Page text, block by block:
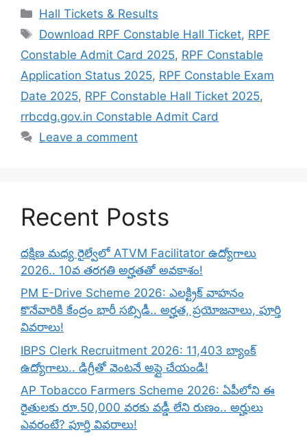
Categories
Hall Tickets & Results
Tags
Download RPF Constable Hall Ticket, RPF
Constable Admit Card 2025, RPF Constable
Application Status 2025, RPF Constable Exam
Date 2025, RPF Constable Hall Ticket 2025,
rrbcdg.gov.in Constable Admit Card
Leave a comment
Recent Posts
దక్షిణ మధ్య రైల్వేలో ATVM Facilitator ఉద్యోగాలు
2026.. 10వ తరగతి అర్హతతో అవకాశం!
PM E-Drive Scheme 2026: ఎలక్ట్రిక్ వాహనం
కొనేవారికి కేంద్రం భారీ సబ్సిడీ.. అర్హత, ప్రయోజనాలు, పూర్తి
వివరాలు!
IBPS Clerk Recruitment 2026: 11,403 బ్యాంక్
ఉద్యోగాలు.. డిగ్రీతో వెంటనే అప్లై చేయండి!
AP Tobacco Farmers Scheme 2026: ఏపీలోని ఈ
రైతులకు రూ.50,000 వరకు వడ్డీ లేని రుణం.. అర్హులు
ఎవరంటే? పూర్తి వివరాలు!